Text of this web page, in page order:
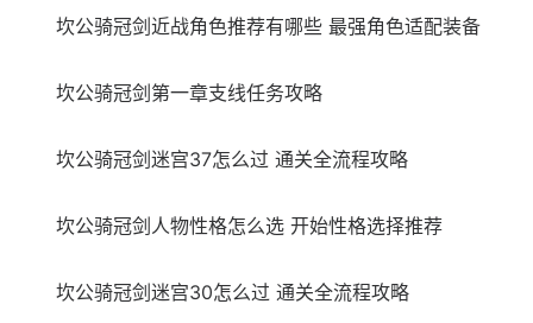
坎公骑冠剑近战角色推荐有哪些 最强角色适配装备
坎公骑冠剑第一章支线任务攻略
坎公骑冠剑迷宫37怎么过 通关全流程攻略
坎公骑冠剑人物性格怎么选 开始性格选择推荐
坎公骑冠剑迷宫30怎么过 通关全流程攻略